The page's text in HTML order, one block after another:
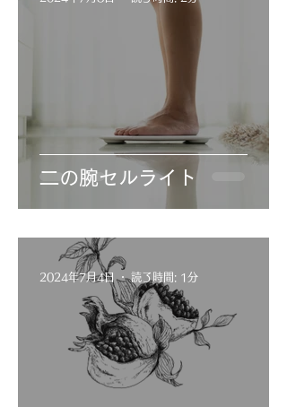
二の腕セルライト
2024年7月4日 読了時間: 1分